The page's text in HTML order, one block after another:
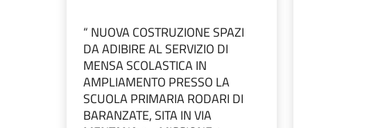
“ NUOVA COSTRUZIONE SPAZI
DA ADIBIRE AL SERVIZIO DI
MENSA SCOLASTICA IN
AMPLIAMENTO PRESSO LA
SCUOLA PRIMARIA RODARI DI
BARANZATE, SITA IN VIA